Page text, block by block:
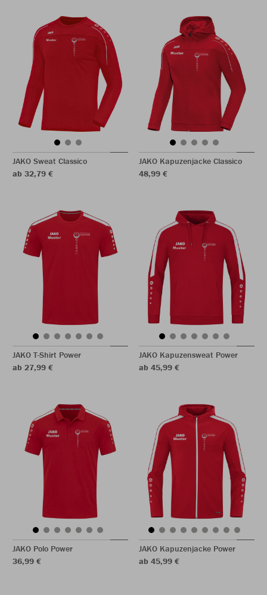
JAKO Sweat Classico
ab 32,79 €
JAKO Kapuzenjacke Classico
48,99 €
JAKO T-Shirt Power
ab 27,99 €
JAKO Kapuzensweat Power
ab 45,99 €
JAKO Polo Power
36,99 €
JAKO Kapuzenjacke Power
ab 45,99 €